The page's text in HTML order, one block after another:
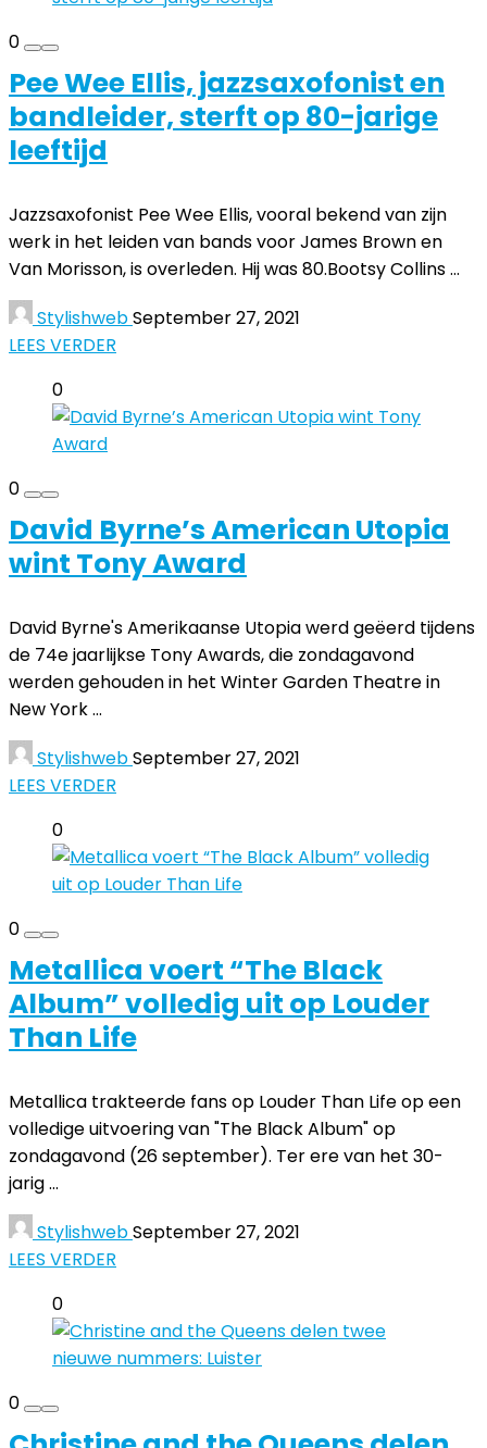
0
Pee Wee Ellis, jazzsaxofonist en
bandleider, sterft op 80-jarige
leeftijd
Jazzsaxofonist Pee Wee Ellis, vooral bekend van zijn
werk in het leiden van bands voor James Brown en
Van Morisson, is overleden. Hij was 80.Bootsy Collins ...
StylishwebSeptember 27, 2021
LEES VERDER
0
0
David Byrne’s American Utopia
wint Tony Award
David Byrne's Amerikaanse Utopia werd geëerd tijdens
de 74e jaarlijkse Tony Awards, die zondagavond
werden gehouden in het Winter Garden Theatre in
New York ...
StylishwebSeptember 27, 2021
LEES VERDER
0
0
Metallica voert “The Black
Album” volledig uit op Louder
Than Life
Metallica trakteerde fans op Louder Than Life op een
volledige uitvoering van "The Black Album" op
zondagavond (26 september). Ter ere van het 30-
jarig ...
StylishwebSeptember 27, 2021
LEES VERDER
0
0